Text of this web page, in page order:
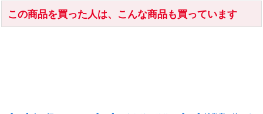
この商品を買った人は、こんな商品も買っています